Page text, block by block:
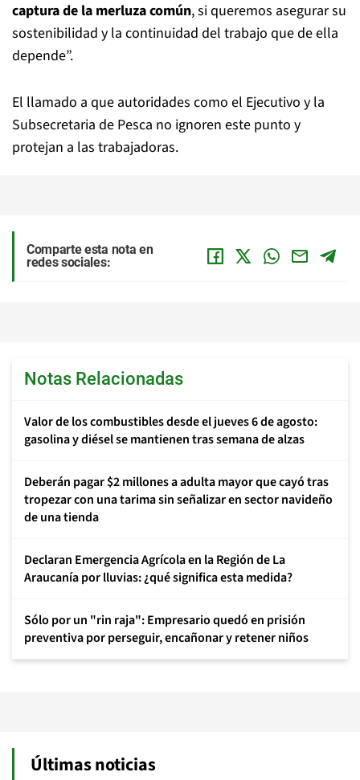
captura de la merluza común, si queremos asegurar su
sostenibilidad y la continuidad del trabajo que de ella
depende”.
El llamado a que autoridades como el Ejecutivo y la
Subsecretaria de Pesca no ignoren este punto y
protejan a las trabajadoras.
Comparte esta nota en
redes sociales:
Notas Relacionadas
Valor de los combustibles desde el jueves 6 de agosto:
gasolina y diésel se mantienen tras semana de alzas
Deberán pagar $2 millones a adulta mayor que cayó tras
tropezar con una tarima sin señalizar en sector navideño
de una tienda
Declaran Emergencia Agrícola en la Región de La
Araucanía por lluvias: ¿qué significa esta medida?
Sólo por un "rin raja": Empresario quedó en prisión
preventiva por perseguir, encañonar y retener niños
Últimas noticias